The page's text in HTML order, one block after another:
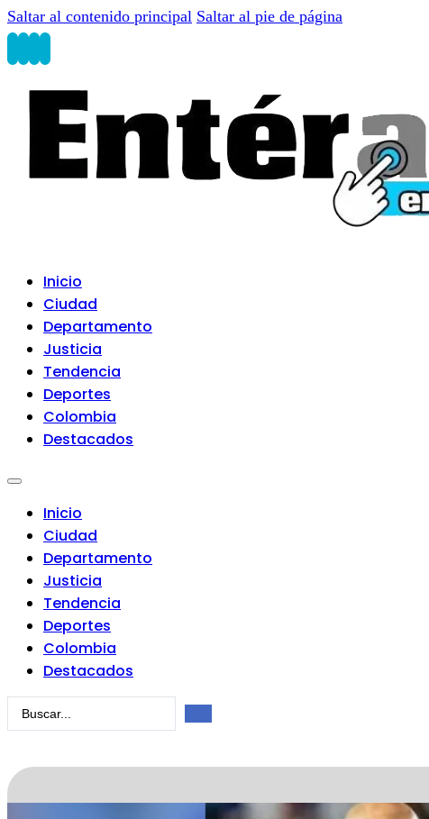
Saltar al contenido principal Saltar al pie de página
Inicio
Ciudad
Departamento
Justicia
Tendencia
Deportes
Colombia
Destacados
Inicio
Ciudad
Departamento
Justicia
Tendencia
Deportes
Colombia
Destacados
Search